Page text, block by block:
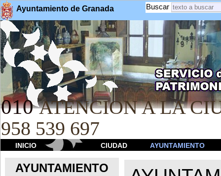
Ayuntamiento de Granada Buscar
010 ATENCION A LA
958 539 697
INICIO CIUDAD AYUNTAMIENTO
AYUNTAMIENTO